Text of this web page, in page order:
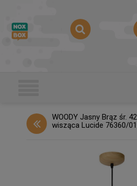
WOODY Jasny Brąz śr.
wisząca Lucide 76360/